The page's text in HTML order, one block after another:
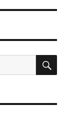
TÌM